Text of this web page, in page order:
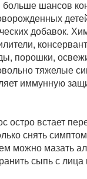
шансов
добавок.
порошки,
тяжелые
иммунную
остро встает
снять
можно мазать
сыпь с